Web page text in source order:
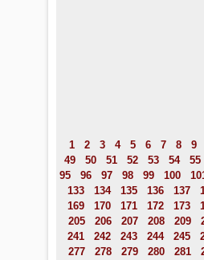
1 2 3 4 5 6 7 8 9
49
50 51 52 53 54 55
95
96 97 98 99 100
133
134 135 136 137
169
170 171 172 173
205
206 207 208 209
241
242 243 244 245
277
278 279 280 281